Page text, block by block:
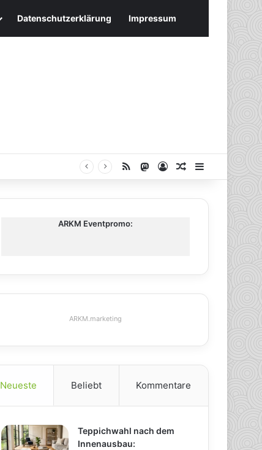
Datenschutzerklärung Impressum
RSS Mastodon
AnmeldenZufälliger
ARKM Eventpromo:
ARKM.marketing
Neueste Beliebt Kommentare
Teppichwahl nach dem
Innenausbau: